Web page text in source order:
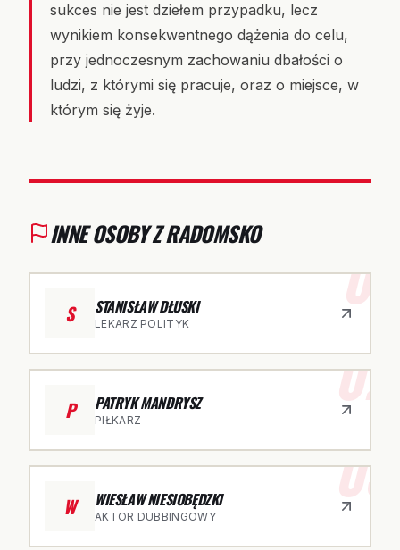
sukces nie jest dziełem przypadku, lecz
wynikiem konsekwentnego dążenia do celu,
przy jednoczesnym zachowaniu dbałości o
ludzi, z którymi się pracuje, oraz o miejsce, w
którym się żyje.
INNE OSOBY Z RADOMSKO
01
S STANISŁAW DŁUSKI
LEKARZ POLITYK
02
P PATRYK MANDRYSZ
PIŁKARZ
03
W WIESŁAW NIESIOBĘDZKI
AKTOR DUBBINGOWY